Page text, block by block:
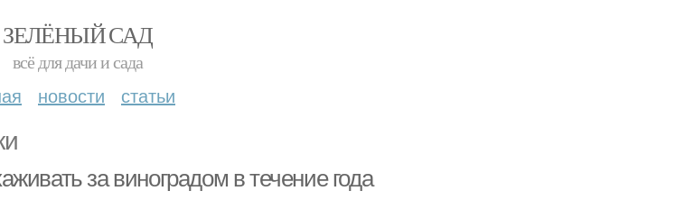
ЗЕЛЁНЫЙ САД
всё для дачи и сада
новости статьи
за виноградом в течение года